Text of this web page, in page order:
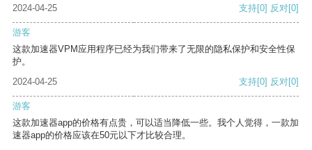
2024-04-25
支持[0] 反对[0]
游客
这款加速器VPM应用程序已经为我们带来了无限的隐私保护和安全性保
护。
2024-04-25
支持[0] 反对[0]
游客
这款加速器app的价格有点贵，可以适当降低一些。我个人觉得，一款加
速器app的价格应该在50元以下才比较合理。